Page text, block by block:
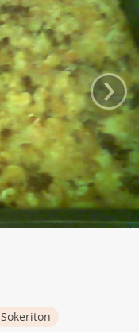
›
Sokeriton